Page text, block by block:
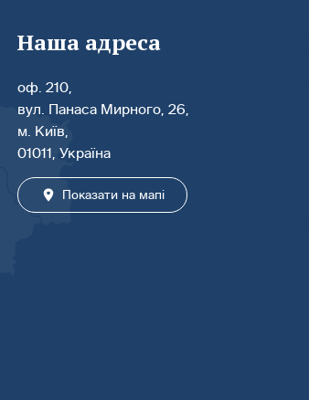
Наша адреса
оф. 210,
вул. Панаса Мирного, 26,
м. Київ,
01011, Україна
Показати на мапі